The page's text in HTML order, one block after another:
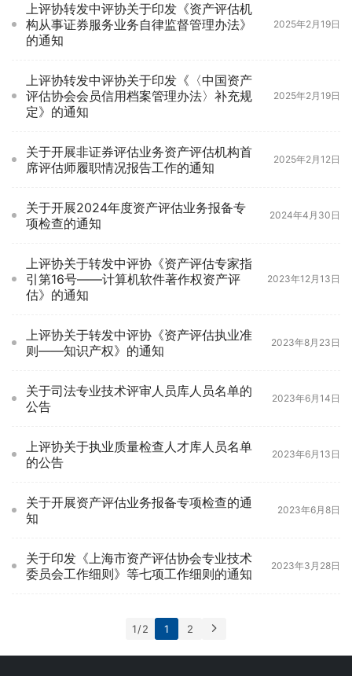
上评协转发中评协关于印发《资产评估机
构从事证券服务业务自律监督管理办法》
的通知
2025年2月19日
上评协转发中评协关于印发《〈中国资产
评估协会会员信用档案管理办法〉补充规
定》的通知
2025年2月19日
关于开展非证券评估业务资产评估机构首
席评估师履职情况报告工作的通知
2025年2月12日
关于开展2024年度资产评估业务报备专
项检查的通知
2024年4月30日
上评协关于转发中评协《资产评估专家指
引第16号——计算机软件著作权资产评
估》的通知
2023年12月13日
上评协关于转发中评协《资产评估执业准
则——知识产权》的通知
2023年8月23日
关于司法专业技术评审人员库人员名单的
公告
2023年6月14日
上评协关于执业质量检查人才库人员名单
的公告
2023年6月13日
关于开展资产评估业务报备专项检查的通
知
2023年6月8日
关于印发《上海市资产评估协会专业技术
委员会工作细则》等七项工作细则的通知
2023年3月28日
1 / 2 1 2